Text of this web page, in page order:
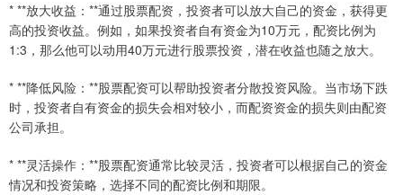
* **放大收益：**通过股票配资，投资者可以放大自己的资金，获得更
高的投资收益。例如，如果投资者自有资金为10万元，配资比例为
1:3，那么他可以动用40万元进行股票投资，潜在收益也随之放大。
* **降低风险：**股票配资可以帮助投资者分散投资风险。当市场下跌
时，投资者自有资金的损失会相对较小，而配资资金的损失则由配资
公司承担。
* **灵活操作：**股票配资通常比较灵活，投资者可以根据自己的资金
情况和投资策略，选择不同的配资比例和期限。